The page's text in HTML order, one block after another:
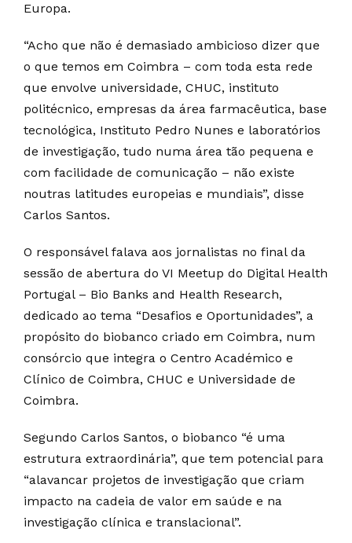
Europa.
“Acho que não é demasiado ambicioso dizer que
o que temos em Coimbra – com toda esta rede
que envolve universidade, CHUC, instituto
politécnico, empresas da área farmacêutica, base
tecnológica, Instituto Pedro Nunes e laboratórios
de investigação, tudo numa área tão pequena e
com facilidade de comunicação – não existe
noutras latitudes europeias e mundiais”, disse
Carlos Santos.
O responsável falava aos jornalistas no final da
sessão de abertura do VI Meetup do Digital Health
Portugal – Bio Banks and Health Research,
dedicado ao tema “Desafios e Oportunidades”, a
propósito do biobanco criado em Coimbra, num
consórcio que integra o Centro Académico e
Clínico de Coimbra, CHUC e Universidade de
Coimbra.
Segundo Carlos Santos, o biobanco “é uma
estrutura extraordinária”, que tem potencial para
“alavancar projetos de investigação que criam
impacto na cadeia de valor em saúde e na
investigação clínica e translacional”.